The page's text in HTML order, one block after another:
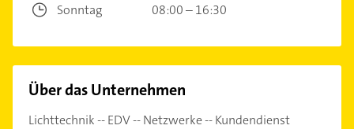
Sonntag
08:00 – 16:30
Über das Unternehmen
Lichttechnik -- EDV -- Netzwerke -- Kundendienst